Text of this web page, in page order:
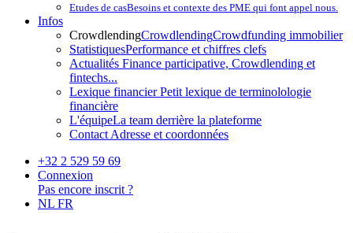
Etudes de casBesoins et contexte des PME qui font appel nous.
Infos
CrowdlendingCrowdlendingCrowdfunding immobilier
StatistiquesPerformance et chiffres clefs
Actualités Finance participative, Crowdlending et
fintechs...
Lexique financierPetit lexique de terminolologie
financière
L'équipeLa team derrière la plateforme
Contact Adresse et coordonnées
+32 2 529 59 69
Connexion
Pas encore inscrit ?
NL FR